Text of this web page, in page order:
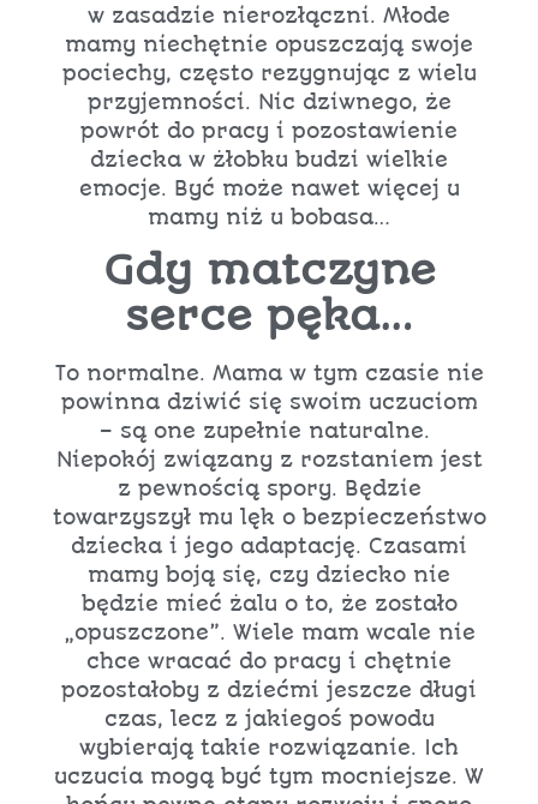
w zasadzie nierozłączni. Młode
mamy niechętnie opuszczają swoje
pociechy, często rezygnując z wielu
przyjemności. Nic dziwnego, że
powrót do pracy i pozostawienie
dziecka w żłobku budzi wielkie
emocje. Być może nawet więcej u
mamy niż u bobasa…
Gdy matczyne
serce pęka…
To normalne. Mama w tym czasie nie
powinna dziwić się swoim uczuciom
– są one zupełnie naturalne.
Niepokój związany z rozstaniem jest
z pewnością spory. Będzie
towarzyszył mu lęk o bezpieczeństwo
dziecka i jego adaptację. Czasami
mamy boją się, czy dziecko nie
będzie mieć żalu o to, że zostało
„opuszczone”. Wiele mam wcale nie
chce wracać do pracy i chętnie
pozostałoby z dziećmi jeszcze długi
czas, lecz z jakiegoś powodu
wybierają takie rozwiązanie. Ich
uczucia mogą być tym mocniejsze. W